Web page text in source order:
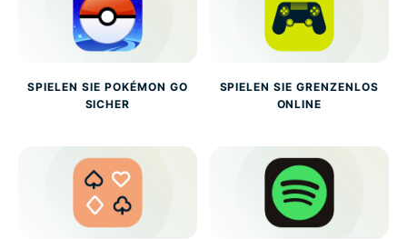
SPIELEN SIE POKÉMON GO
SICHER
SPIELEN SIE GRENZENLOS
ONLINE